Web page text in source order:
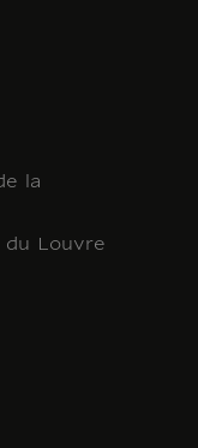
la
du Louvre